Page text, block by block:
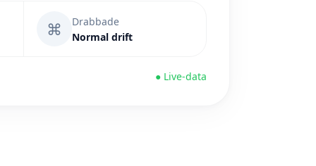
⌘
Drabbade
Normal drift
● Live-data